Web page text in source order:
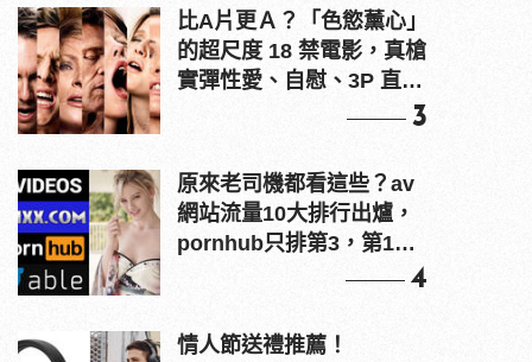
比A片更Ａ？「色慾薰心」
的超尺度 18 禁電影，真槍
實彈性愛、自慰、3P 直接
3
原來老司機都看這些？av
網站流量10大排行出爐，
pornhub只排第3，第1名
4
情人節送禮推薦！